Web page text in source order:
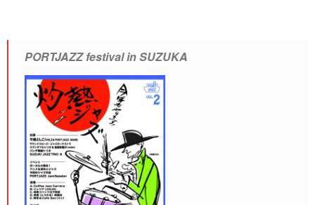
PORTJAZZ festival in SUZUKA